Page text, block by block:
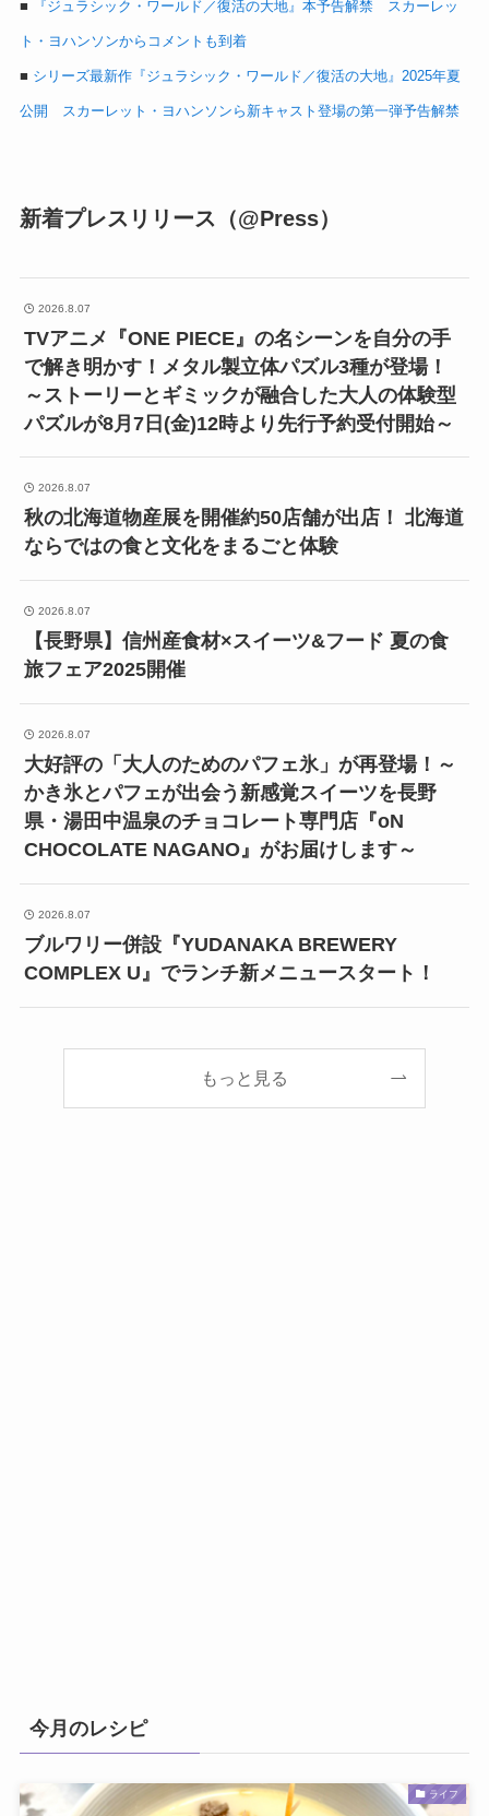
■ 『ジュラシック・ワールド／復活の大地』本予告解禁 スカーレッ
ト・ヨハンソンからコメントも到着
■ シリーズ最新作『ジュラシック・ワールド／復活の大地』2025年夏
公開 スカーレット・ヨハンソンら新キャスト登場の第一弾予告解禁
新着プレスリリース（@Press）
2026.8.07
TVアニメ『ONE PIECE』の名シーンを自分の手
で解き明かす！メタル製立体パズル3種が登場！
～ストーリーとギミックが融合した大人の体験型
パズルが8月7日(金)12時より先行予約受付開始～
2026.8.07
秋の北海道物産展を開催約50店舗が出店！ 北海道
ならではの食と文化をまるごと体験
2026.8.07
【長野県】信州産食材×スイーツ&フード 夏の食
旅フェア2025開催
2026.8.07
大好評の「大人のためのパフェ氷」が再登場！～
かき氷とパフェが出会う新感覚スイーツを長野
県・湯田中温泉のチョコレート専門店『oN
CHOCOLATE NAGANO』がお届けします～
2026.8.07
ブルワリー併設『YUDANAKA BREWERY
COMPLEX U』でランチ新メニュースタート！
もっと見る
今月のレシピ
ライフ